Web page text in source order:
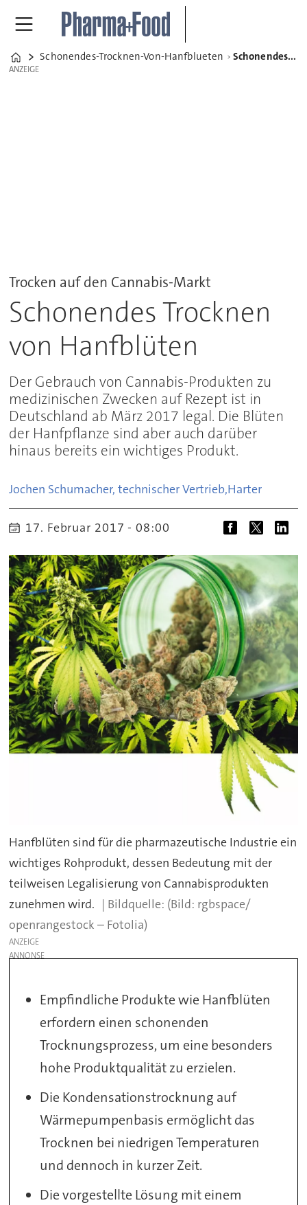
Home
Schonendes-Trocknen-Von-Hanfblueten Schonendes Trocknen von Hanfblüten
ANZEIGE
ANZEIGE
Trocken auf den Cannabis-Markt
Schonendes Trocknen
von Hanfblüten
Der Gebrauch von Cannabis-Produkten zu
medizinischen Zwecken auf Rezept ist in
Deutschland ab März 2017 legal. Die Blüten
der Hanfpflanze sind aber auch darüber
hinaus bereits ein wichtiges Produkt.
Jochen Schumacher, technischer Vertrieb,Harter
17. Februar 2017 - 08:00
Hanfblüten sind für die pharmazeutische Industrie ein
wichtiges Rohprodukt, dessen Bedeutung mit der
teilweisen Legalisierung von Cannabisprodukten
zunehmen wird.
(Bild: rgbspace/
openrangestock – Fotolia)
ANZEIGE
Empfindliche Produkte wie Hanfblüten
erfordern einen schonenden
Trocknungsprozess, um eine besonders
hohe Produktqualität zu erzielen.
Die Kondensationstrocknung auf
Wärmepumpenbasis ermöglicht das
Trocknen bei niedrigen Temperaturen
und dennoch in kurzer Zeit.
Die vorgestellte Lösung mit einem